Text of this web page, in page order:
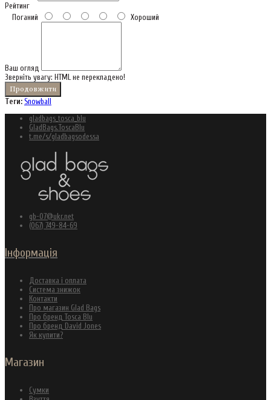
Рейтинг
Поганий
Хороший
Ваш огляд
Зверніть увагу: HTML не перекладено!
Продовжити
Теги: Snowball
gladbags_tosca_blu
GladBags.ToscaBlu
t.me/s/gladbagsodessa
gb-07@ukr.net
(067) 749-84-69
Інформація
Доставка і оплата
Система знижок
Контакти
Про магазин Glad Bags
Про бренд Tosca Blu
Про бренд David Jones
Як купити?
Магазин
Сумки